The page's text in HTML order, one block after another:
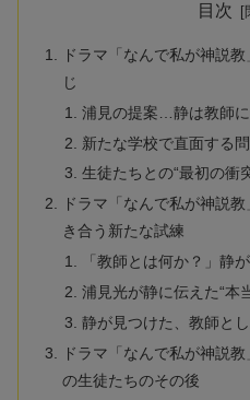
目次
ドラマ「なんで私が神説
じ
浦見の提案…静は教師に
新たな学校で直面する
生徒たちとの“最初の衝
ドラマ「なんで私が神説
き合う新たな試練
「教師とは何か？」静
浦見光が静に伝えた“本
静が見つけた、教師と
ドラマ「なんで私が神説
の生徒たちのその後